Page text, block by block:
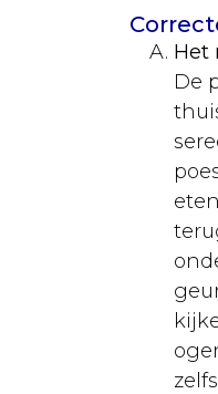
Aankoop
Voeding
Kweken
Ziekten
Aankoop
Huisvesting
Het
De